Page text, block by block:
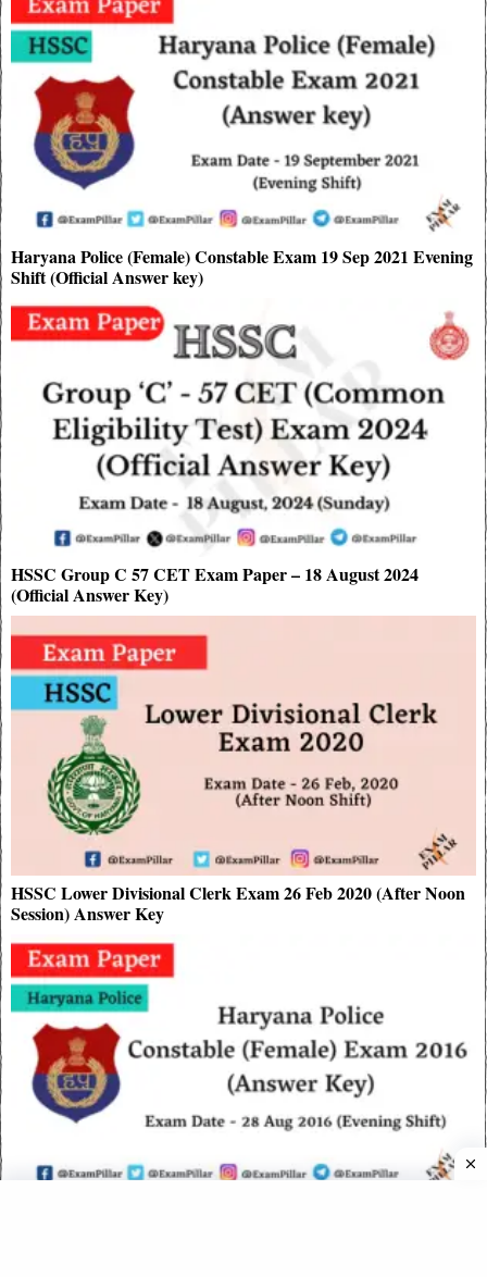
Haryana Police (Female) Constable Exam 19 Sep 2021 Evening
Shift (Official Answer key)
HSSC Group C 57 CET Exam Paper – 18 August 2024
(Official Answer Key)
HSSC Lower Divisional Clerk Exam 26 Feb 2020 (After Noon
Session) Answer Key